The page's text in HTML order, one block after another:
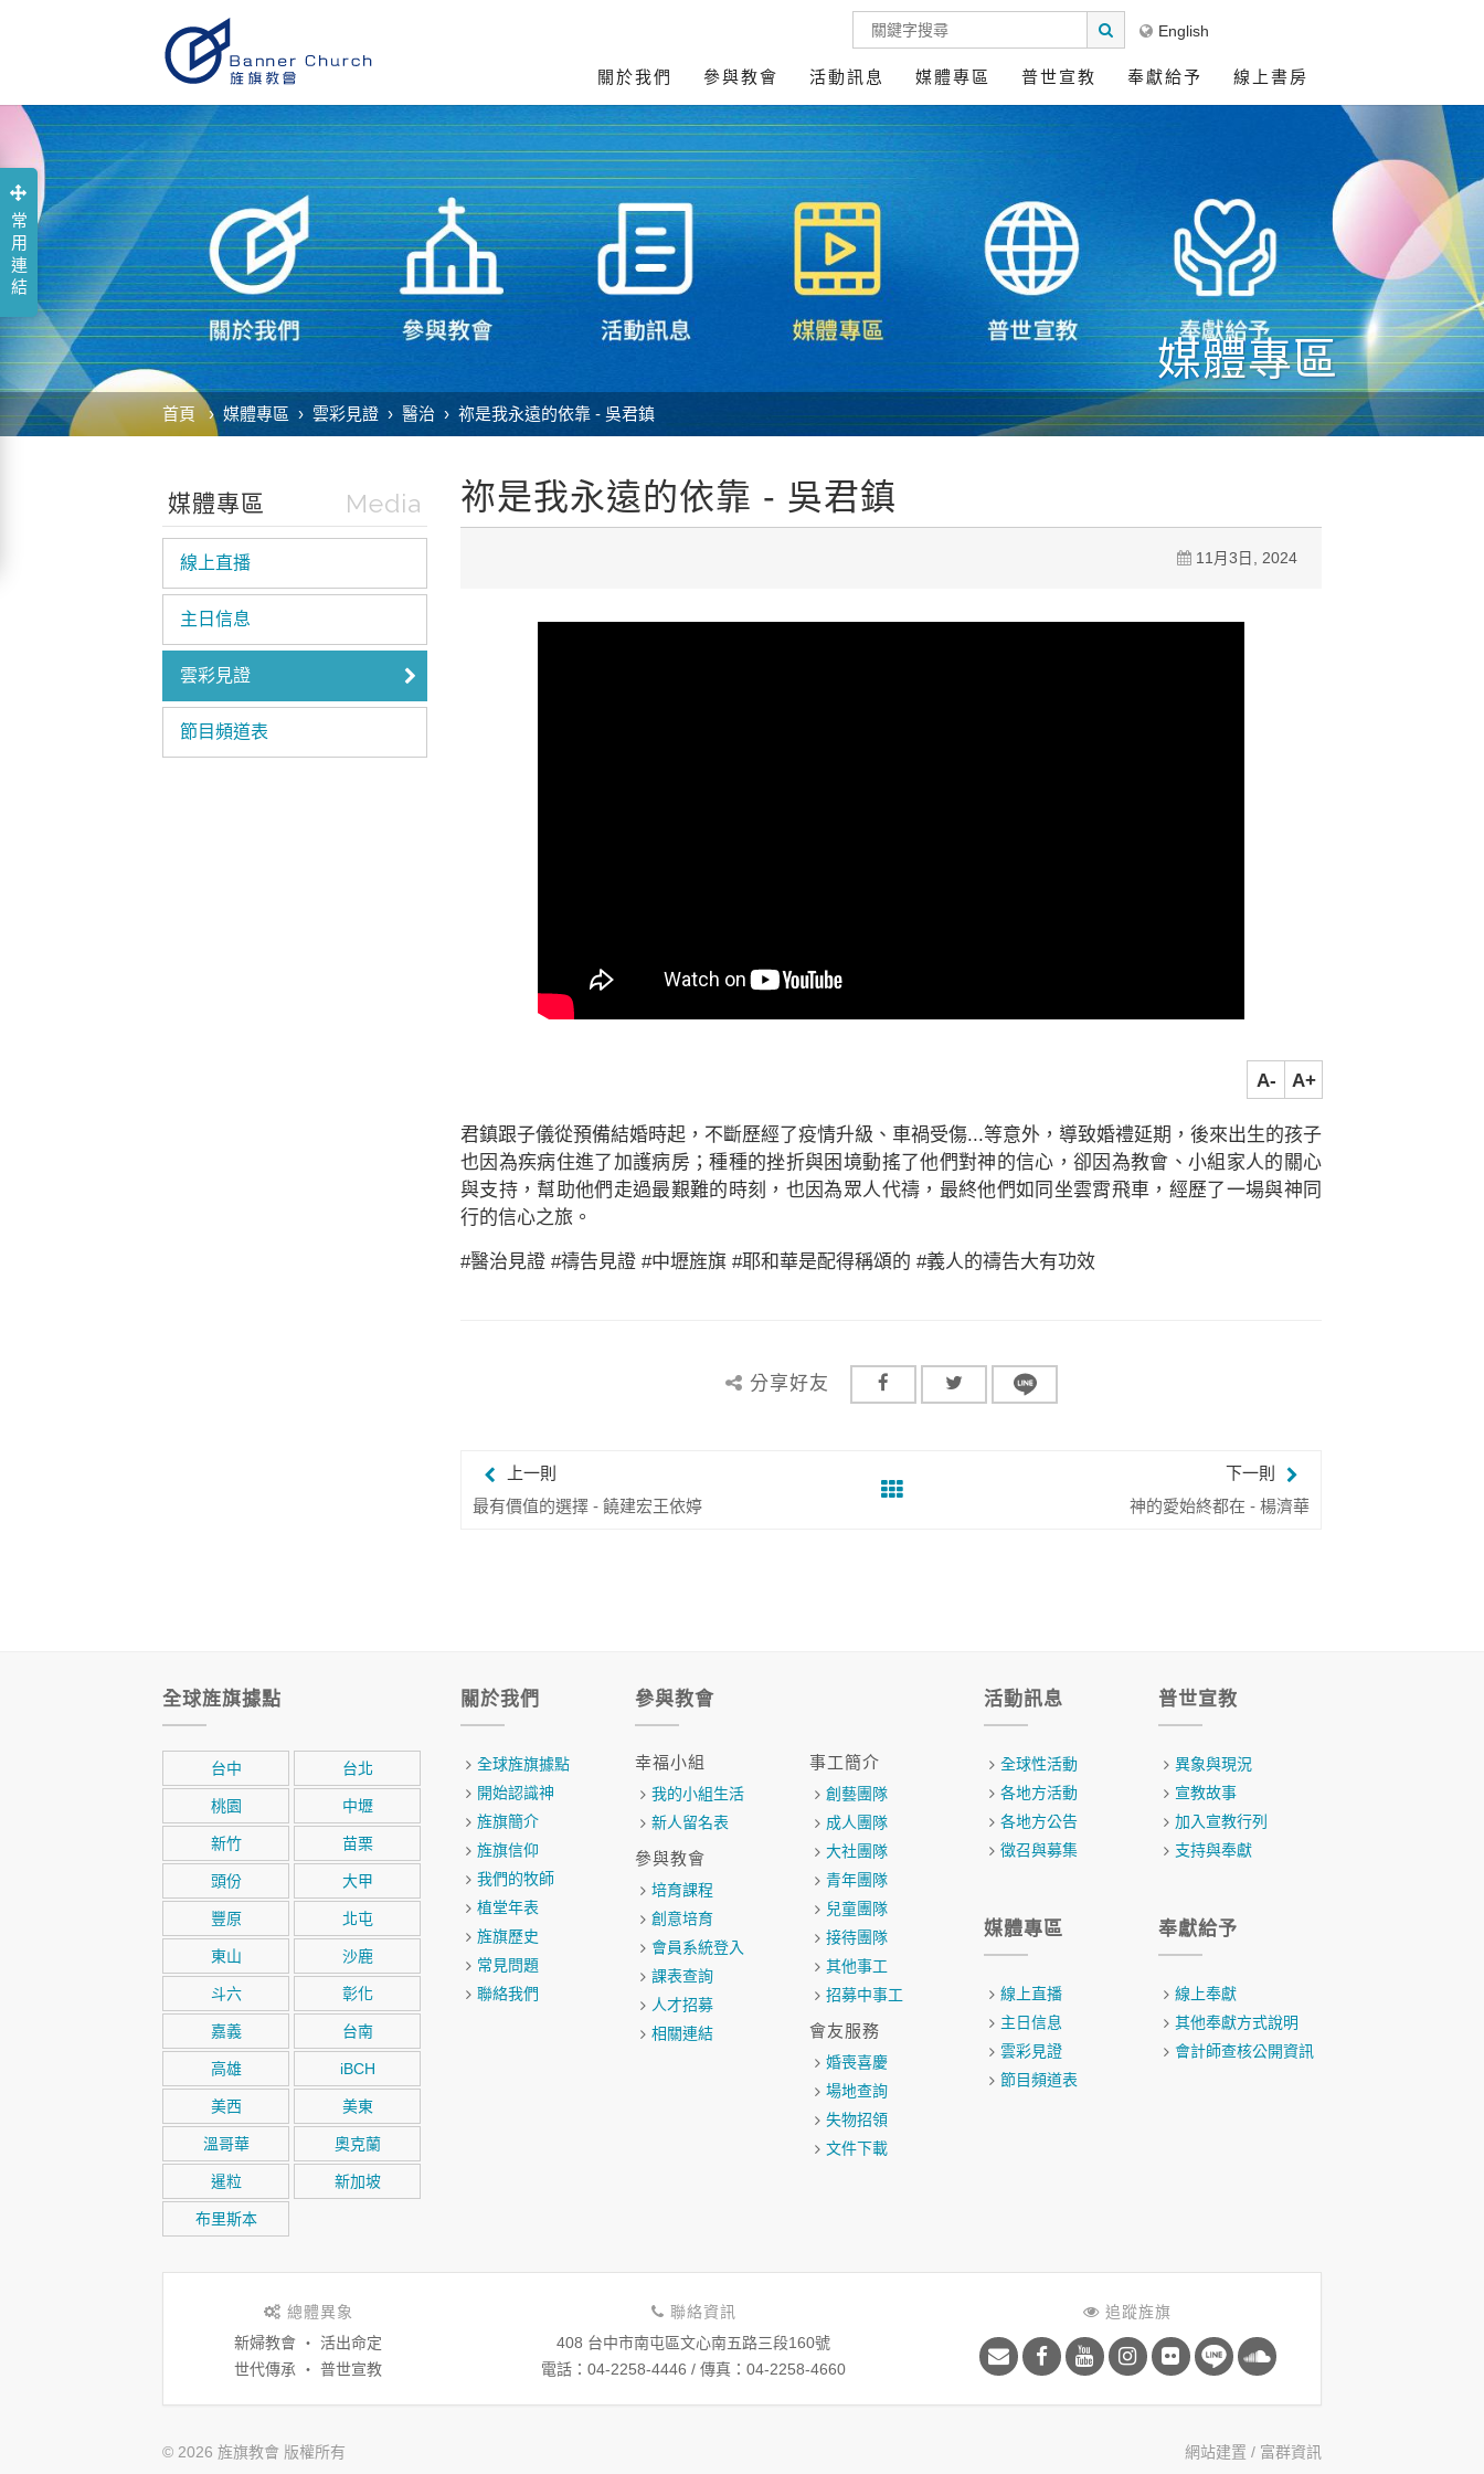
English
關於我們 參與教會 活動訊息 媒體專區 普世宣教 奉獻給予 線上書房
媒體專區
首頁 媒體專區 雲彩見證 醫治 祢是我永遠的依靠 - 吳君鎮
祢是我永遠的依靠 - 吳君鎮
11月3日, 2024
A- A+
君鎮跟子儀從預備結婚時起，不斷歷經了疫情升級、車禍受傷...等意外，導致婚禮延期，後來出生的孩子
也因為疾病住進了加護病房；種種的挫折與困境動搖了他們對神的信心，卻因為教會、小組家人的關心
與支持，幫助他們走過最艱難的時刻，也因為眾人代禱，最終他們如同坐雲霄飛車，經歷了一場與神同
行的信心之旅。
#醫治見證 #禱告見證 #中壢旌旗 #耶和華是配得稱頌的 #義人的禱告大有功效
分享好友
上一則
最有價值的選擇 - 饒建宏王依婷
下一則
神的愛始終都在 - 楊濟華
媒體專區 Media
線上直播
主日信息
雲彩見證
節目頻道表
全球旌旗據點
台中 台北
桃園 中壢
新竹 苗栗
頭份 大甲
豐原 北屯
東山 沙鹿
斗六 彰化
嘉義 台南
高雄 iBCH
美西 美東
溫哥華 奧克蘭
暹粒 新加坡
布里斯本
關於我們
全球旌旗據點
開始認識神
旌旗簡介
旌旗信仰
我們的牧師
植堂年表
旌旗歷史
常見問題
聯絡我們
參與教會
幸福小組
我的小組生活
新人留名表
參與教會
培育課程
創意培育
會員系統登入
課表查詢
人才招募
相關連結
事工簡介
創藝團隊
成人團隊
大社團隊
青年團隊
兒童團隊
接待團隊
其他事工
招募中事工
會友服務
婚喪喜慶
場地查詢
失物招領
文件下載
活動訊息
全球性活動
各地方活動
各地方公告
徵召與募集
媒體專區
線上直播
主日信息
雲彩見證
節目頻道表
普世宣教
異象與現況
宣教故事
加入宣教行列
支持與奉獻
奉獻給予
線上奉獻
其他奉獻方式說明
會計師查核公開資訊
總體異象
新婦教會 ‧ 活出命定
世代傳承 ‧ 普世宣教
聯絡資訊
408 台中市南屯區文心南五路三段160號
​電話：04-2258-4446 / 傳真：04-2258-4660
追蹤旌旗
© 2026 旌旗教會 版權所有 網站建置 / 富群資訊
常用連結